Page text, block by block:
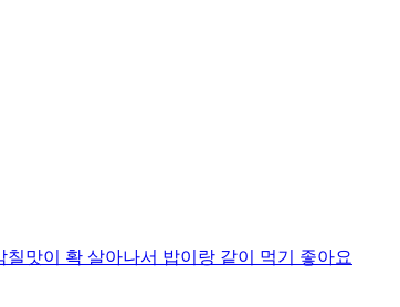
맛이 확 살아나서 밥이랑 같이 먹기 좋아요